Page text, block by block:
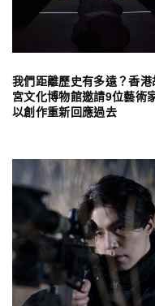
我們距離歷史有多遠？香港
宮文化博物館邀請9位藝術
以創作重新回應過去